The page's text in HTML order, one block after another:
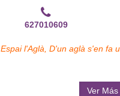
627010609
Espai l'Aglà, D'un aglà s'en fa
Ver Más